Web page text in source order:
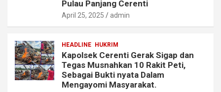
Pulau Panjang Cerenti
April 25, 2025 admin
HEADLINE HUKRIM
Kapolsek Cerenti Gerak Sigap dan
Tegas Musnahkan 10 Rakit Peti,
Sebagai Bukti nyata Dalam
Mengayomi Masyarakat.